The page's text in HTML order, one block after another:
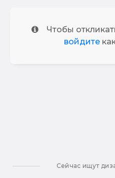
Чтобы
войдите
Сейчас ищут